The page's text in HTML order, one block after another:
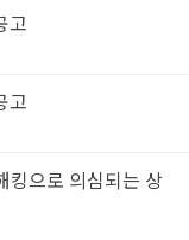
고
고
킹으로 의심되는 상